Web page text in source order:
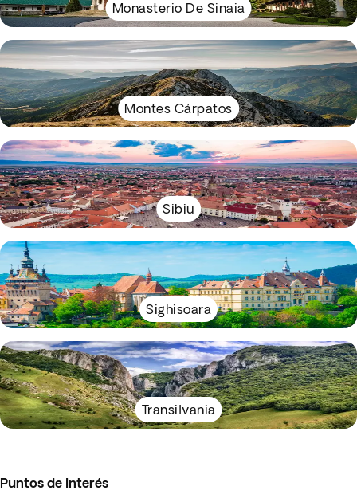
Monasterio De Sinaia
Montes Cárpatos
Sibiu
Sighisoara
Transilvania
Puntos de Interés